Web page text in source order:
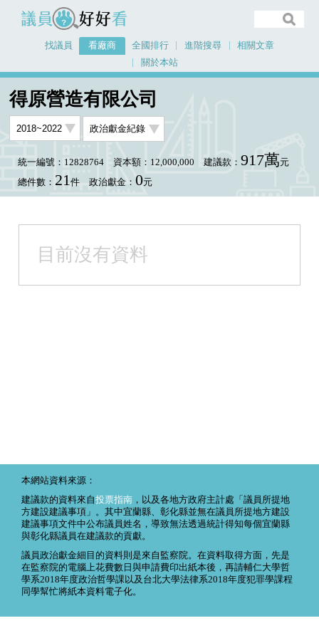
議員好好看
找議員 看廠商 全國排行 進階搜尋
相關文章
關於本站
得原營造有限公司
統一編號：12828764 資本額：12,000,000 建議款： 917萬元
總件數： 21件 政治獻金： 0元
目前沒有資料
本網站資料來源：
建議款的資料來自投票指南 ，以及各地方政府主計處「議員所提地
方建設建議事項」。其中宜蘭縣、彰化縣並無在議員所提地方建設
建議事項文件中公布議員姓名，導致無法透過統計得知每個宜蘭縣
與彰化縣議員在建議款的貢獻。
議員政治獻金細目的資料則是來自監察院。在資料取得方面，先是
在監察院的電腦上花費數日與申請費印出紙本後，再請輔仁大學哲
學系2018年度政治哲學課以及台北大學法律系2018年度犯罪學課程
同學幫忙將紙本資料電子化。